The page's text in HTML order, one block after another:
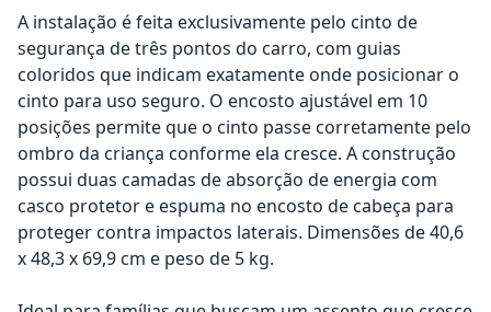
A instalação é feita exclusivamente pelo cinto de
segurança de três pontos do carro, com guias
coloridos que indicam exatamente onde posicionar o
cinto para uso seguro. O encosto ajustável em 10
posições permite que o cinto passe corretamente pelo
ombro da criança conforme ela cresce. A construção
possui duas camadas de absorção de energia com
casco protetor e espuma no encosto de cabeça para
proteger contra impactos laterais. Dimensões de 40,6
x 48,3 x 69,9 cm e peso de 5 kg.